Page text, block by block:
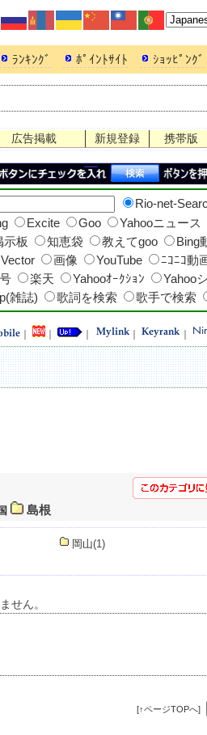
ﾗﾝｷﾝｸﾞ ﾎﾟｲﾝﾄｻｲﾄ ｼｮｯﾋﾟﾝｸﾞ
携帯版
新規登録
広告掲載
Rio-net-
Excite Goo Yahooニュース
示板 知恵袋 教えてgoo Bing
Vector 画像 YouTube ﾆｺﾆｺ動
楽天 Yahooｵｰｸｼｮﾝ Yahoo
雑誌) 歌詞を検索 歌手で検索
｜ ｜ ｜ ｜
島根
岡山(1)
せん。
[↑ページTOPへ]